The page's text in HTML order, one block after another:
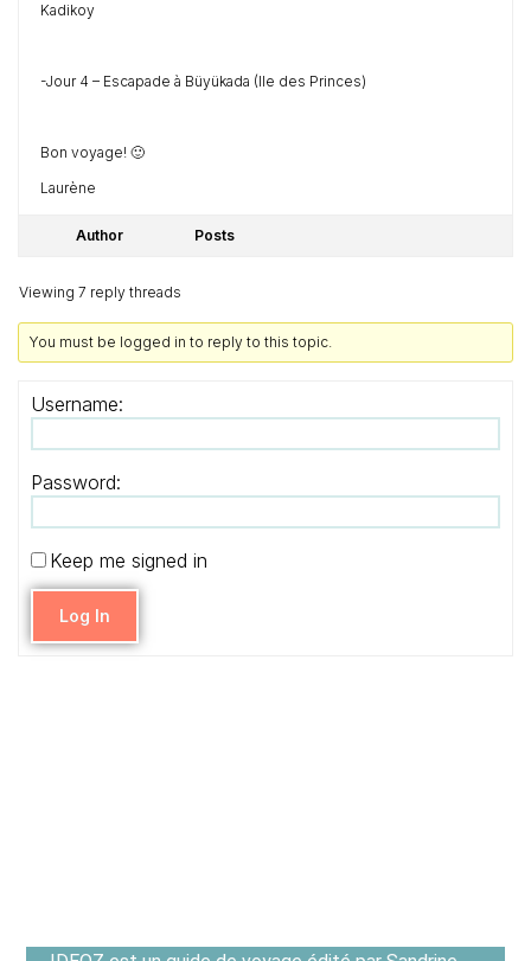
Kadikoy
-Jour 4 – Escapade à Büyükada (Ile des Princes)
Bon voyage! 🙂
Laurène
Author Posts
Viewing 7 reply threads
You must be logged in to reply to this topic.
Username:
Password:
Keep me signed in
Log In